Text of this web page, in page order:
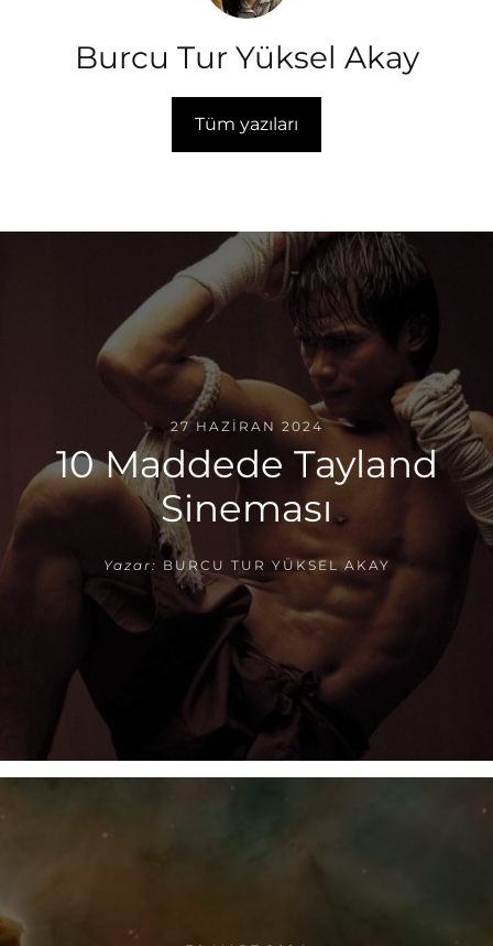
Burcu Tur Yüksel Akay
Tüm yazıları
27 HAZIRAN 2024
10 Maddede Tayland
Sineması
Yazar: BURCU TUR YÜKSEL AKAY